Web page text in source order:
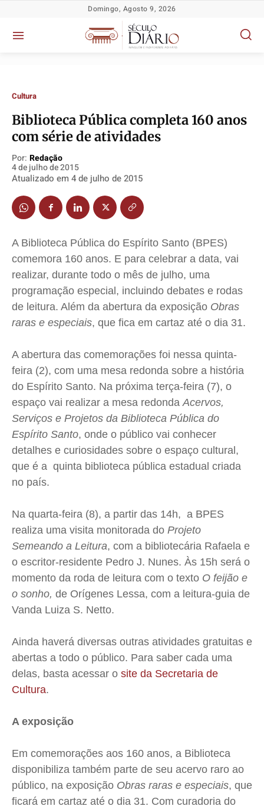
Política
TV Século
Educação
Meio Ambiente
Saúde
Cidades
Direitos
Economia
Colunas
Caetano Roque
Gustavo Bastos
Jr Mignone (in memorian)
Wanda Sily
Publicidade Legal
Anuncie
Quem Somos
Expediente
Contato
Termos de Uso
Política
TV Século
Educação
Meio Ambiente
Saúde
Cidades
Direitos
Economia
Colunas
Caetano Roque
Gustavo Bastos
Jr Mignone (in memorian)
Wanda Sily
Publicidade Legal
Anuncie
Quem Somos
Expediente
Contato
Termos de Uso
Política
TV Século
Educação
Meio Ambiente
Saúde
Cidades
Direitos
Economia
Colunas
Caetano Roque
Gustavo Bastos
Jr Mignone (in memorian)
Wanda Sily
Publicidade Legal
Anuncie
Quem Somos
Expediente
Contato
Termos de Uso
Política
TV Século
Educação
Meio Ambiente
Saúde
Cidades
Direitos
Economia
Colunas
Caetano Roque
Gustavo Bastos
Jr Mignone (in memorian)
Wanda Sily
Publicidade Legal
Anuncie
Quem Somos
Expediente
Contato
Termos de Uso
Domingo, Agosto 9, 2026
Cultura
Biblioteca Pública completa 160 anos
com série de atividades
Por: Redação
4 de julho de 2015
Atualizado em 4 de julho de 2015
A Biblioteca Pública do Espírito Santo (BPES)
comemora 160 anos. E para celebrar a data, vai
realizar, durante todo o mês de julho, uma
programação especial, incluindo debates e rodas
de leitura. Além da abertura da exposição Obras
raras e especiais, que fica em cartaz até o dia 31.
A abertura das comemorações foi nessa quinta-
feira (2), com uma mesa redonda sobre a história
do Espírito Santo. Na próxima terça-feira (7), o
espaço vai realizar a mesa redonda Acervos,
Serviços e Projetos da Biblioteca Pública do
Espírito Santo, onde o público vai conhecer
detalhes e curiosidades sobre o espaço cultural,
que é a quinta biblioteca pública estadual criada
no país.
Na quarta-feira (8), a partir das 14h, a BPES
realiza uma visita monitorada do Projeto
Semeando a Leitura, com a bibliotecária Rafaela e
o escritor-residente Pedro J. Nunes. Às 15h será o
momento da roda de leitura com o texto O feijão e
o sonho, de Orígenes Lessa, com a leitura-guia de
Vanda Luiza S. Netto.
Ainda haverá diversas outras atividades gratuitas e
abertas a todo o público. Para saber cada uma
delas, basta acessar o site da Secretaria de
Cultura.
A exposição
Em comemorações aos 160 anos, a Biblioteca
disponibiliza também parte de seu acervo raro ao
público, na exposição Obras raras e especiais, que
ficará em cartaz até o dia 31. Com curadoria do